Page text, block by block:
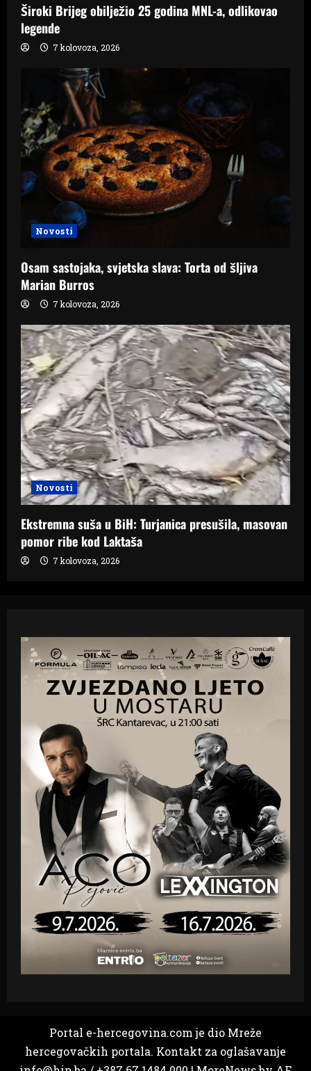
Široki Brijeg obilježio 25 godina MNL-a, odlikovao
legende
7 kolovoza, 2026
Novosti
Osam sastojaka, svjetska slava: Torta od šljiva
Marian Burros
7 kolovoza, 2026
Novosti
Ekstremna suša u BiH: Turjanica presušila, masovan
pomor ribe kod Laktaša
7 kolovoza, 2026
Portal e-hercegovina.com je dio Mreže
hercegovačkih portala. Kontakt za oglašavanje